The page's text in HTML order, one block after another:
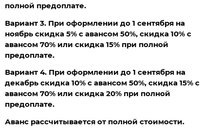
полной предоплате.
Вариант 3. При оформлении до 1 сентября на
ноябрь скидка 5% с авансом 50%, скидка 10% с
авансом 70% или скидка 15% при полной
предоплате.
Вариант 4. При оформлении до 1 сентября на
декабрь скидка 10% с авансом 50%, скидка 15% с
авансом 70% или скидка 20% при полной
предоплате.
Аванс рассчитывается от полной стоимости.